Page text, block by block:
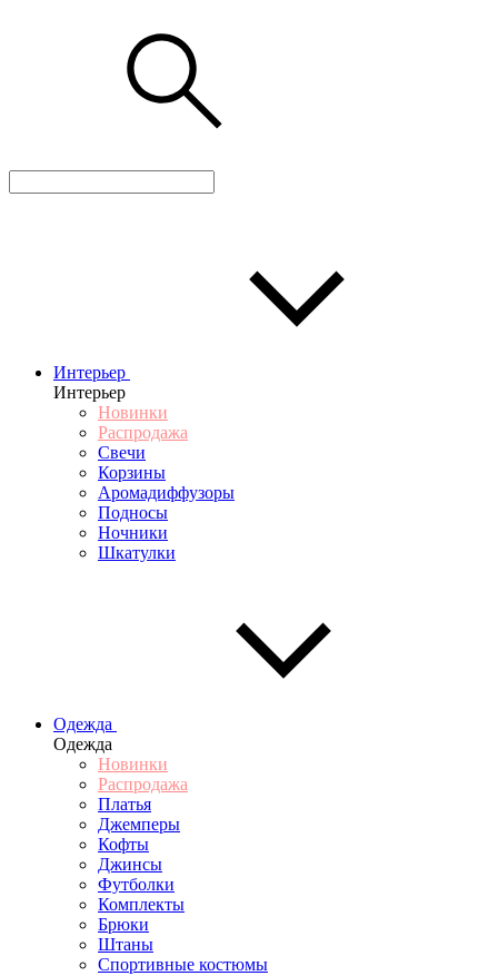
Интерьер
Интерьер
Новинки
Распродажа
Свечи
Корзины
Аромадиффузоры
Подносы
Ночники
Шкатулки
Одежда
Одежда
Новинки
Распродажа
Платья
Джемперы
Кофты
Джинсы
Футболки
Комплекты
Брюки
Штаны
Спортивные костюмы